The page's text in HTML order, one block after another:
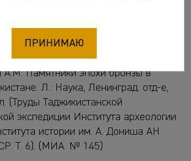
Славяне Восточной Европы накануне
IX в.). Л.: Наука, Ленинград. отд-е,
Памятники эпохи бронзы в
Л.: Наука, Ленинград. отд-е,
(Труды Таджикистанской
экспедиции Института археологии
истории им. А. Дониша АН
Т. 6). (МИА. № 145)
ПРИНИМАЮ